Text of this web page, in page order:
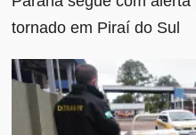
tornado em Piraí do Sul